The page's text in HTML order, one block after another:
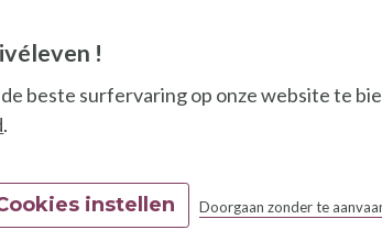
!
beste surfervaring op onze website te
.
Doorgaan zonder te
instellen